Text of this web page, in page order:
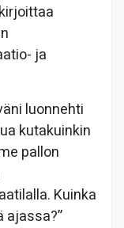
ja
luonnehti
kutakuinkin
pallon
Kuinka
ajassa?”